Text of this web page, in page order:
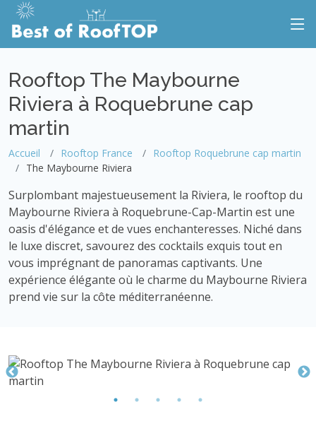
Rooftop The Maybourne
Riviera à Roquebrune cap
martin
Accueil Rooftop France
Rooftop Roquebrune cap martin
The Maybourne Riviera
Surplombant majestueusement la Riviera, le rooftop du
Maybourne Riviera à Roquebrune-Cap-Martin est une
oasis d'élégance et de vues enchanteresses. Niché dans
le luxe discret, savourez des cocktails exquis tout en
vous imprégnant de panoramas captivants. Une
expérience élégante où le charme du Maybourne Riviera
prend vie sur la côte méditerranéenne.